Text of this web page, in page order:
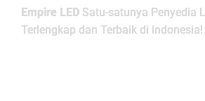
Empire LED Satu-satunya Penyedia
Terlengkap dan Terbaik di Indonesia!